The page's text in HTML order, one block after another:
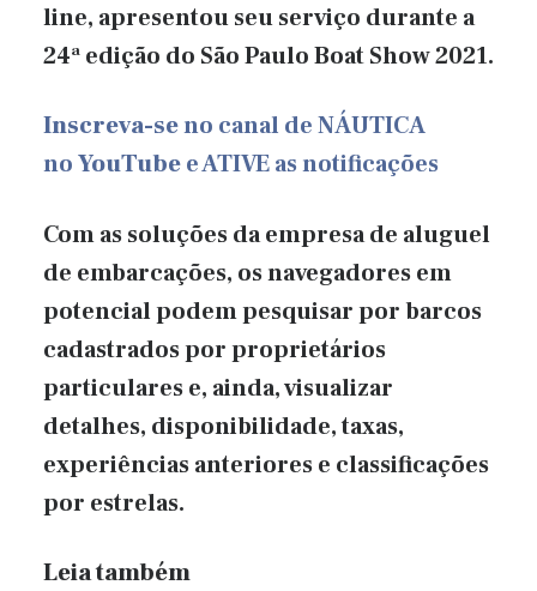
line, apresentou seu serviço durante a
24ª edição do São Paulo Boat Show 2021.
Inscreva-seno canal de NÁUTICA
noYouTubee ATIVE as notificações
Com as soluções da empresa de aluguel
de embarcações, os navegadores em
potencial podem pesquisar por barcos
cadastrados por proprietários
particulares e, ainda, visualizar
detalhes, disponibilidade, taxas,
experiências anteriores e classificações
por estrelas.
Leia também